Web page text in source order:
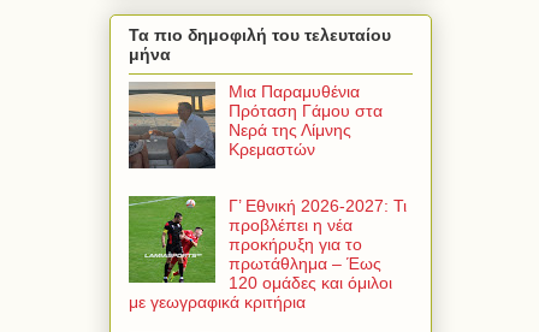
Τα πιο δημοφιλή του τελευταίου
μήνα
Μια Παραμυθένια
Πρόταση Γάμου στα
Νερά της Λίμνης
Κρεμαστών
Γ’ Εθνική 2026-2027: Τι
προβλέπει η νέα
προκήρυξη για το
πρωτάθλημα – Έως
120 ομάδες και όμιλοι
με γεωγραφικά κριτήρια